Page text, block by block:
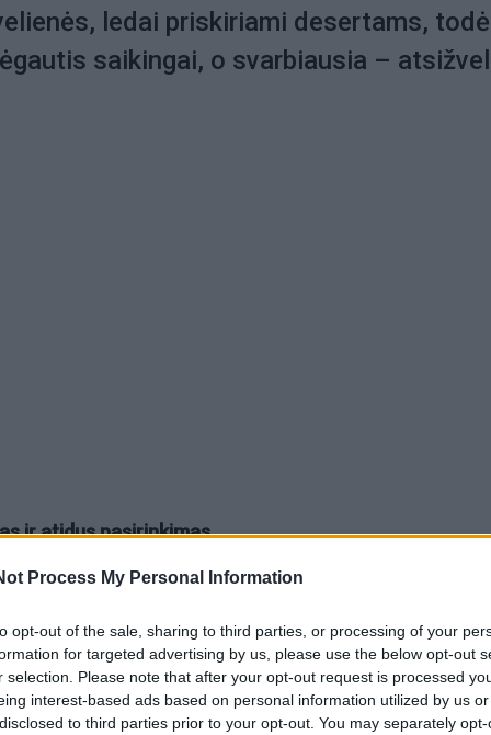
Process My Personal Information
opt-out of the sale, sharing to third parties, or processing of your
for targeted advertising by us, please use the below opt-out
selection. Please note that after your opt-out request is processed
interest-based ads based on personal information utilized by us
to third parties prior to your opt-out. You may separately
ledai priskiriami desertams,
saikingai, o svarbiausia –
ir atidus pasirinkimas
mitybos konsultantės, gydytojos dietologės dr.
būti įtraukti į kasdienį mitybos racioną, nes tai –
reikia planuoti: „Ledais patarčiau mėgautis
dienomis geriau atsigaivinti vandeniu.“